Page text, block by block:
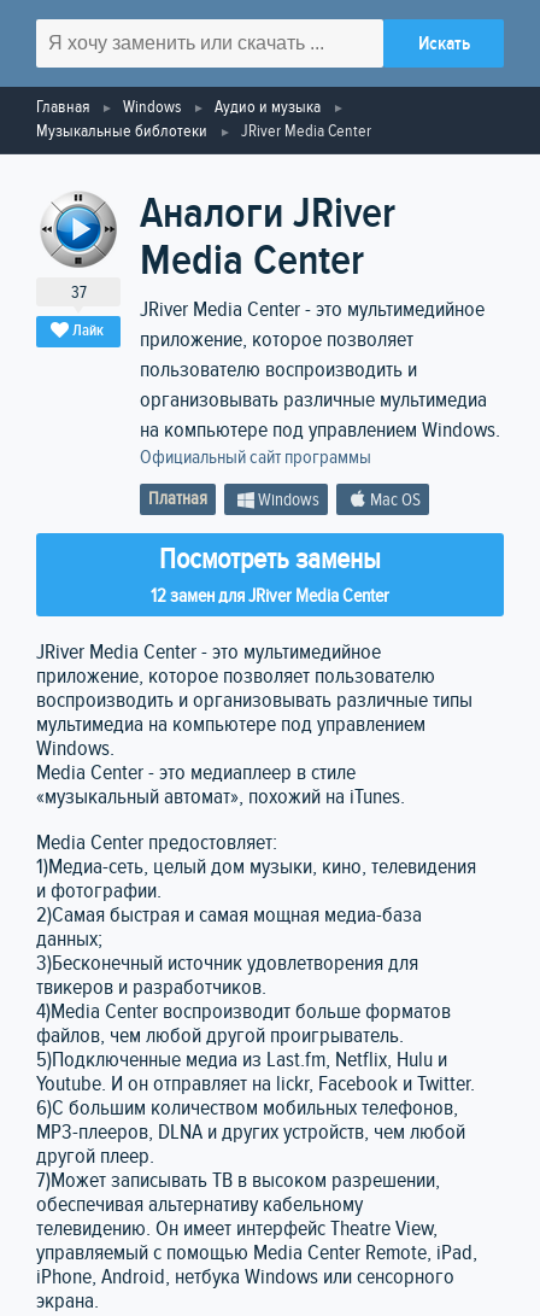
Главная Windows
Аудио и музыка
Музыкальные библотеки
JRiver Media Center
37
Лайк
Аналоги JRiver
Media Center
JRiver Media Center - это мультимедийное
приложение, которое позволяет
пользователю воспроизводить и
организовывать различные мультимедиа
на компьютере под управлением Windows.
Официальный сайт программы
Платная Windows Mac OS
Посмотреть замены
12 замен для JRiver Media Center
JRiver Media Center - это мультимедийное
приложение, которое позволяет пользователю
воспроизводить и организовывать различные типы
мультимедиа на компьютере под управлением
Windows.
Media Center - это медиаплеер в стиле
«музыкальный автомат», похожий на iTunes.
Media Center предостовляет:
1)Медиа-сеть, целый дом музыки, кино, телевидения
и фотографии.
2)Самая быстрая и самая мощная медиа-база
данных;
3)Бесконечный источник удовлетворения для
твикеров и разработчиков.
4)Media Center воспроизводит больше форматов
файлов, чем любой другой проигрыватель.
5)Подключенные медиа из Last.fm, Netflix, Hulu и
Youtube. И он отправляет на lickr, Facebook и Twitter.
6)С большим количеством мобильных телефонов,
MP3-плееров, DLNA и других устройств, чем любой
другой плеер.
7)Может записывать ТВ в высоком разрешении,
обеспечивая альтернативу кабельному
телевидению. Он имеет интерфейс Theatre View,
управляемый с помощью Media Center Remote, iPad,
iPhone, Android, нетбука Windows или сенсорного
экрана.